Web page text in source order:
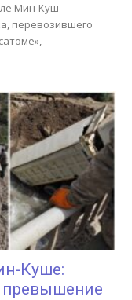
Мин-Куш
перевозившего
Куше: